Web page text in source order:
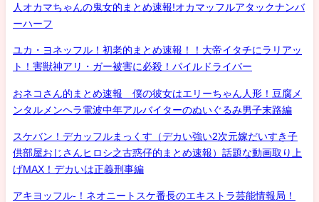
人オカマちゃんの鬼女的まとめ速報!オカマッフルアタックナンバ
ーハーフ
ユカ・ヨネッフル！初老的まとめ速報！！大帝イタチにラリアッ
ト！害獣神アリ・ガー被害に必殺！パイルドライバー
おネコさん的まとめ速報 僕の彼女はエリーちゃん人形！豆腐メ
ンタルメンヘラ電波中年アルバイターのぬいぐるみ男子末路編
スケバン！デカッフルまっくす（デカい強い2次元嫁だいすき子
供部屋おじさんヒロシ之古惑仔的まとめ速報）話題な動画取り上
げMAX！デカいは正義刑事編
アキヨッフル-！ネオニートスケ番長のエキストラ芸能情報局！